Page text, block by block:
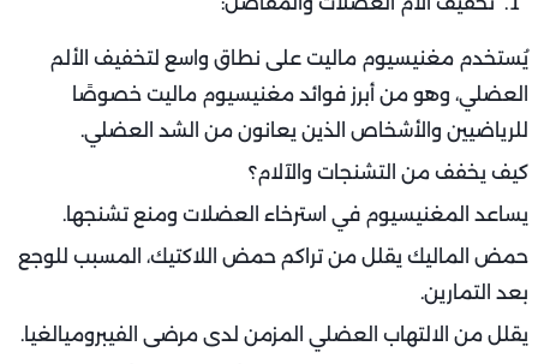
يُستخدم مغنيسيوم ماليت على نطاق واسع لتخفيف الألم
العضلي، وهو من أبرز فوائد مغنيسيوم ماليت خصوصًا
للرياضيين والأشخاص الذين يعانون من الشد العضلي.
كيف يخفف من التشنجات والآلام؟
يساعد المغنيسيوم في استرخاء العضلات ومنع تشنجها.
حمض الماليك يقلل من تراكم حمض اللاكتيك، المسبب للوجع
بعد التمارين.
يقلل من الالتهاب العضلي المزمن لدى مرضى الفيبروميالغيا.